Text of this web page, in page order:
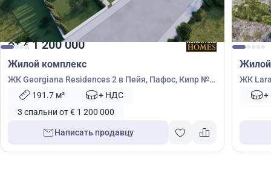
от€1 200 000
Жилой комплекс
ЖК Georgiana Residences 2 в Пейя, Пафос, Кипр №
22293 191.7 м²
+ НДС
3 спальни от € 1 200 000
Написать продавцу
ЖК